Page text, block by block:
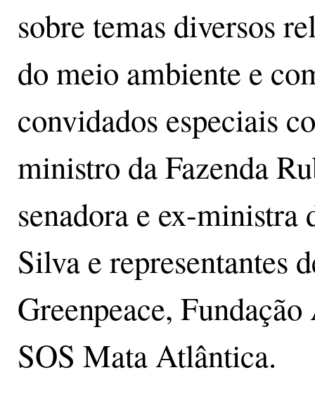
sobre temas diversos
do meio ambiente e
convidados especiais
ministro da Fazenda
senadora e ex-
Silva e representantes
Greenpeace,
SOS Mata Atlântica.